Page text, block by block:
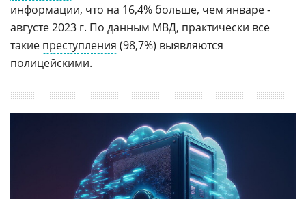
информации, что на 16,4% больше, чем январе -
августе 2023 г. По данным МВД, практически все
такие преступления (98,7%) выявляются
полицейскими.